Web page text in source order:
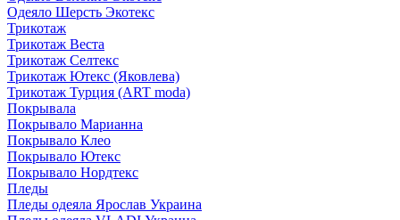
Одеяло Шерсть Экотекс
Трикотаж
Трикотаж Веста
Трикотаж Селтекс
Трикотаж Ютекс (Яковлева)
Трикотаж Турция (ART moda)
Покрывала
Покрывало Марианна
Покрывало Клео
Покрывало Ютекс
Покрывало Нордтекс
Пледы
Пледы одеяла Ярослав Украина